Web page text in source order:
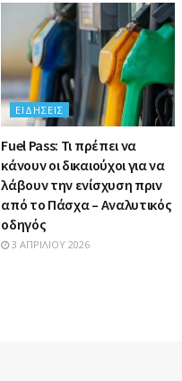
ΕΙΔΉΣΕΙΣ
Fuel Pass: Τι πρέπει να
κάνουν οι δικαιούχοι για να
λάβουν την ενίσχυση πριν
από το Πάσχα – Αναλυτικός
οδηγός
3 ΑΠΡΙΛΊΟΥ 2026